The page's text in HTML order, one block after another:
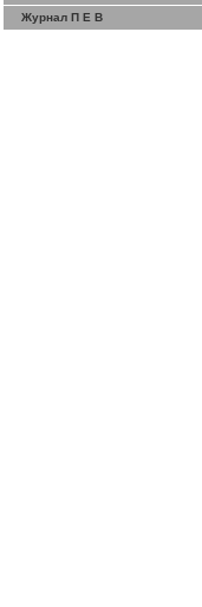
Журнал П Е В